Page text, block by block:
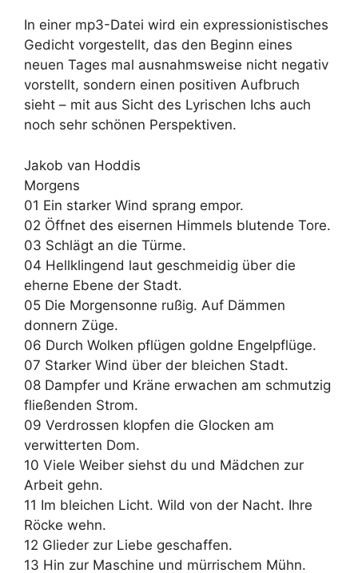
In einer mp3-Datei wird ein expressionistisches
Gedicht vorgestellt, das den Beginn eines
neuen Tages mal ausnahmsweise nicht negativ
vorstellt, sondern einen positiven Aufbruch
sieht – mit aus Sicht des Lyrischen Ichs auch
noch sehr schönen Perspektiven.
Jakob van Hoddis
Morgens
01 Ein starker Wind sprang empor.
02 Öffnet des eisernen Himmels blutende Tore.
03 Schlägt an die Türme.
04 Hellklingend laut geschmeidig über die
eherne Ebene der Stadt.
05 Die Morgensonne rußig. Auf Dämmen
donnern Züge.
06 Durch Wolken pflügen goldne Engelpflüge.
07 Starker Wind über der bleichen Stadt.
08 Dampfer und Kräne erwachen am schmutzig
fließenden Strom.
09 Verdrossen klopfen die Glocken am
verwitterten Dom.
10 Viele Weiber siehst du und Mädchen zur
Arbeit gehn.
11 Im bleichen Licht. Wild von der Nacht. Ihre
Röcke wehn.
12 Glieder zur Liebe geschaffen.
13 Hin zur Maschine und mürrischem Mühn.